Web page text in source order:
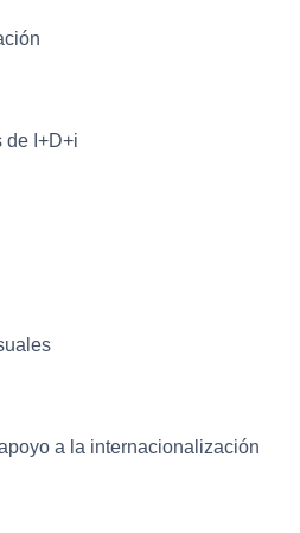
de I+D+i
a la internacionalización